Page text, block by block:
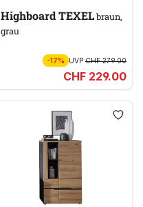
Highboard TEXELbraun,
grau
-17% UVPCHF 279.00
CHF 229.00